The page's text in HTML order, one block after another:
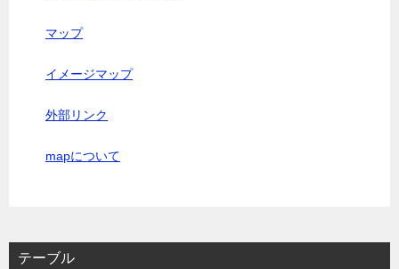
マップ
イメージマップ
外部リンク
mapについて
テーブル